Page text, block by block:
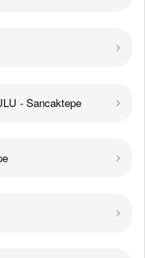
- Sancaktepe